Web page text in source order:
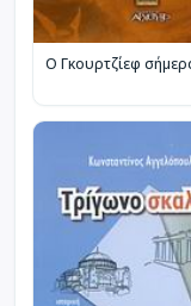
Ο Γκουρτζίεφ